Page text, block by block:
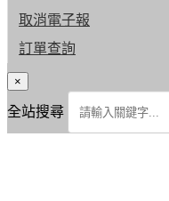
取消電子報
訂單查詢
×
全站搜尋